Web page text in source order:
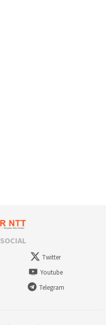
Twitter
Youtube
Telegram